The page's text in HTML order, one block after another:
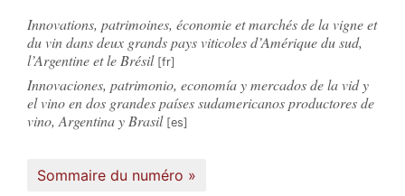
Innovations, patrimoines, économie et marchés de la vigne et
du vin dans deux grands pays viticoles d’Amérique du sud,
l’Argentine et le Brésil
Innovaciones, patrimonio, economía y mercados de la vid y
el vino en dos grandes países sudamericanos productores de
vino, Argentina y Brasil
Sommaire du numéro